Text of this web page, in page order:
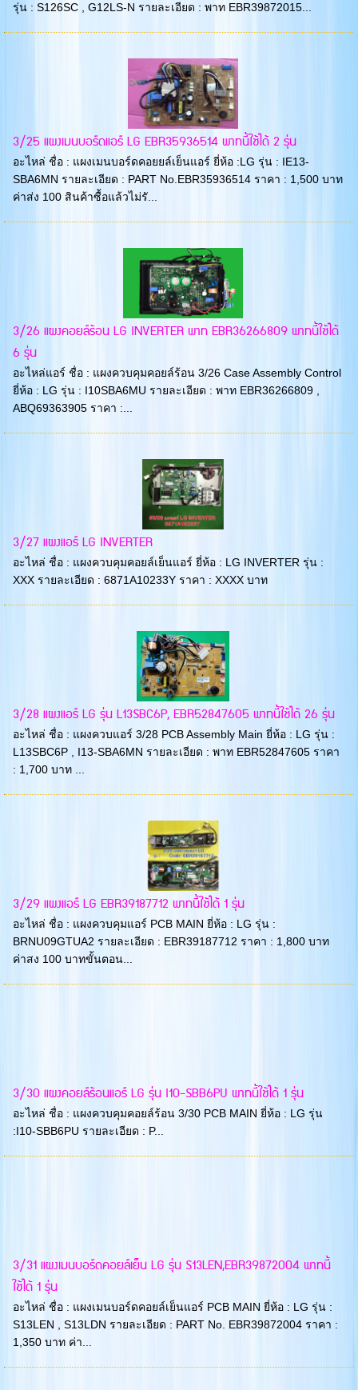
รุ่น : S126SC , G12LS-N รายละเอียด : พาท EBR39872015...
3/25 แผงเมนบอร์ดแอร์ LG EBR35936514 พาทนี้ใช้ได้ 2 รุ่น
อะไหล่ ชื่อ : แผงเมนบอร์ดคอยยล์เย็นแอร์ ยี่ห้อ :LG รุ่น : IE13-
SBA6MN รายละเอียด : PART No.EBR35936514 ราคา : 1,500 บาท
ค่าส่ง 100 สินค้าซื้อแล้วไม่รั...
3/26 แผงคอยล์ร้อน LG INVERTER พาท EBR36266809 พาทนี้ใช้ได้
6 รุ่น
อะไหล่แอร์ ชื่อ : แผงควบคุมคอยล์ร้อน 3/26 Case Assembly Control
ยี่ห้อ : LG รุ่น : I10SBA6MU รายละเอียด : พาท EBR36266809 ,
ABQ69363905 ราคา :...
3/27 แผงแอร์ LG INVERTER
อะไหล่ ชื่อ : แผงควบคุมคอยล์เย็นแอร์ ยี่ห้อ : LG INVERTER รุ่น :
XXX รายละเอียด : 6871A10233Y ราคา : XXXX บาท
3/28 แผงแอร์ LG รุ่น L13SBC6P, EBR52847605 พาทนี้ใช้ได้ 26 รุ่น
อะไหล่ ชื่อ : แผงควบแอร์ 3/28 PCB Assembly Main ยี่ห้อ : LG รุ่น :
L13SBC6P , I13-SBA6MN รายละเอียด : พาท EBR52847605 ราคา
: 1,700 บาท ...
3/29 แผงแอร์ LG EBR39187712 พาทนี้ใช้ได้ 1 รุ่น
อะไหล่ ชื่อ : แผงควบคุมแอร์ PCB MAIN ยี่ห้อ : LG รุ่น :
BRNU09GTUA2 รายละเอียด : EBR39187712 ราคา : 1,800 บาท
ค่าสง 100 บาทขั้นตอน...
3/30 แผงคอยล์ร้อนแอร์ LG รุ่น I10-SBB6PU พาทนี้ใช้ได้ 1 รุ่น
อะไหล่ ชื่อ : แผงควบคุมคอยล์ร้อน 3/30 PCB MAIN ยี่ห้อ : LG รุ่น
:I10-SBB6PU รายละเอียด : P...
3/31 แผงเมนบอร์ดคอยล์เย็น LG รุ่น S13LEN,EBR39872004 พาทนี้
ใช้ได้ 1 รุ่น
อะไหล่ ชื่อ : แผงเมนบอร์ดคอยล์เย็นแอร์ PCB MAIN ยี่ห้อ : LG รุ่น :
S13LEN , S13LDN รายละเอียด : PART No. EBR39872004 ราคา :
1,350 บาท ค่า...